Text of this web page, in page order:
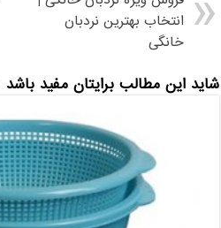
انتخاب بهترین نردبان
خانگی
شاید این مطالب برایتان مفید باشد